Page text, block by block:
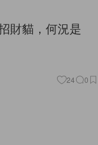
財貓，何況是
24 0